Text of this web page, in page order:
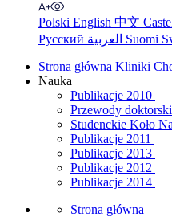
Polski English 中文
Русский
Suomi
Strona główna Kliniki
Nauka
Publikacje 2010
Przewody
Studenckie Koło
Publikacje 2011
Publikacje 2013
Publikacje 2012
Publikacje 2014
Strona główna